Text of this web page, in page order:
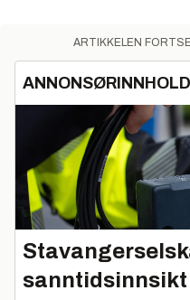
ARTIKKELEN
ANNONSØRINNHOLD